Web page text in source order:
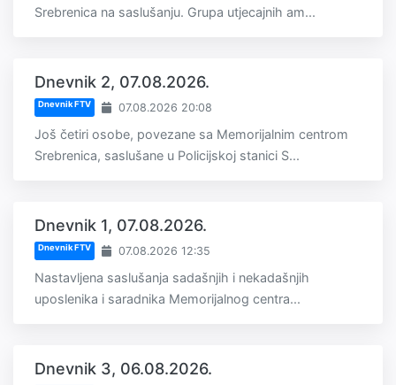
Srebrenica na saslušanju. Grupa utjecajnih am...
Dnevnik 2, 07.08.2026.
Dnevnik FTV 07.08.2026 20:08
Još četiri osobe, povezane sa Memorijalnim centrom
Srebrenica, saslušane u Policijskoj stanici S...
Dnevnik 1, 07.08.2026.
Dnevnik FTV 07.08.2026 12:35
Nastavljena saslušanja sadašnjih i nekadašnjih
uposlenika i saradnika Memorijalnog centra...
Dnevnik 3, 06.08.2026.